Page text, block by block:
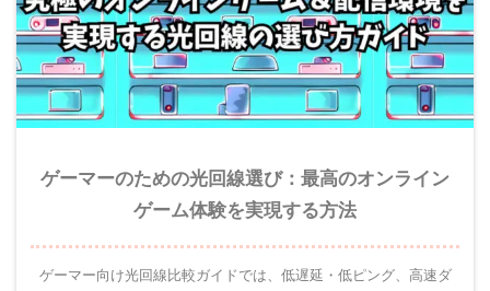
ゲーマーのための光回線選び：最高のオンライン
ゲーム体験を実現する方法
ゲーマー向け光回線比較ガイドでは、低遅延・低ピング、高速ダ